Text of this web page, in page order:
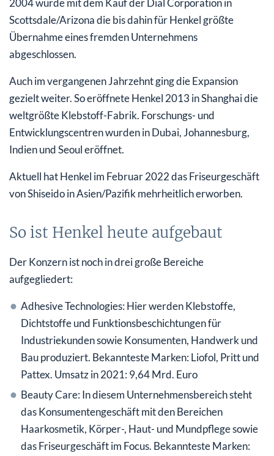
Scottsdale/Arizona die bis dahin für Henkel größte
Übernahme eines fremden Unternehmens
abgeschlossen.
Auch im vergangenen Jahrzehnt ging die Expansion
gezielt weiter. So eröffnete Henkel 2013 in Shanghai die
weltgrößte Klebstoff-Fabrik. Forschungs- und
Entwicklungscentren wurden in Dubai, Johannesburg,
Indien und Seoul eröffnet.
Aktuell hat Henkel im Februar 2022 das Friseurgeschäft
von Shiseido in Asien/Pazifik mehrheitlich erworben.
So ist Henkel heute aufgebaut
Der Konzern ist noch in drei große Bereiche
aufgegliedert:
Adhesive Technologies: Hier werden Klebstoffe,
Dichtstoffe und Funktionsbeschichtungen für
Industriekunden sowie Konsumenten, Handwerk und
Bau produziert. Bekannteste Marken: Liofol, Pritt und
Pattex. Umsatz in 2021: 9,64 Mrd. Euro
Beauty Care: In diesem Unternehmensbereich steht
das Konsumentengeschäft mit den Bereichen
Haarkosmetik, Körper-, Haut- und Mundpflege sowie
das Friseurgeschäft im Focus. Bekannteste Marken: